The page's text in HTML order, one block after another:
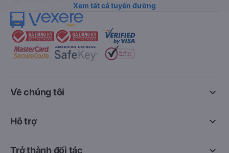
Xem tất cả tuyến đường
keyboard_arrow_down
Về chúng tôi
keyboard_arrow_down
Hỗ trợ
keyboard_arrow_down
Trở thành đối tác